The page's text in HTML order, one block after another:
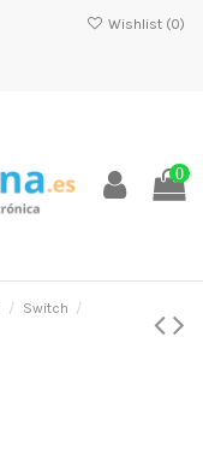
Wishlist (0)
0
Switch